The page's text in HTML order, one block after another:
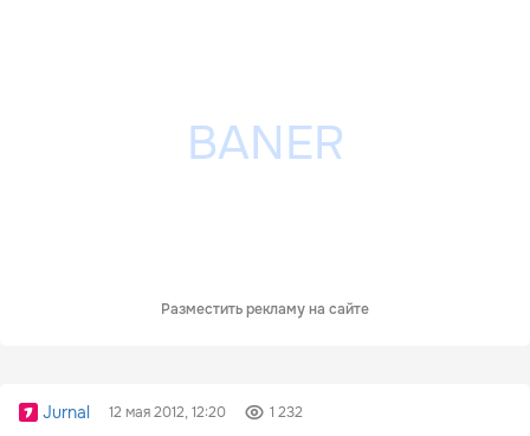
Разместить рекламу на сайте
Jurnal 12 мая 2012, 12:20 1 232